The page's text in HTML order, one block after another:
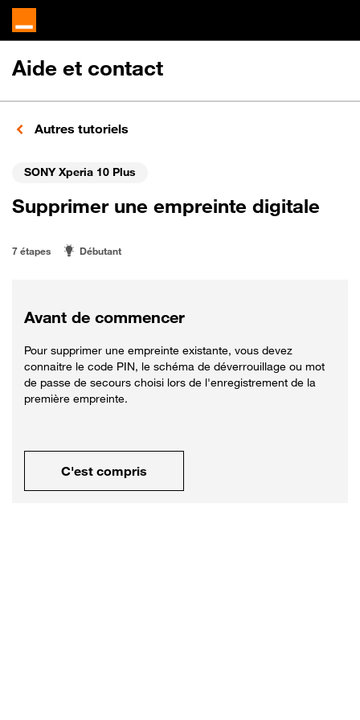
Aide et contact
Autres tutoriels
SONY Xperia 10 Plus
Supprimer une empreinte digitale
7 étapes Débutant
Avant de commencer
Pour supprimer une empreinte existante, vous devez
connaitre le code PIN, le schéma de déverrouillage ou mot
de passe de secours choisi lors de l'enregistrement de la
première empreinte.
C'est compris